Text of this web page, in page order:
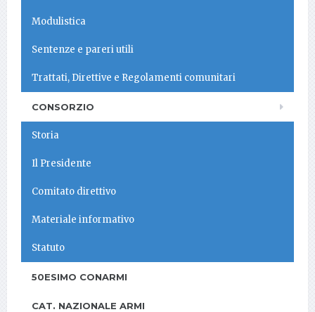
Modulistica
Sentenze e pareri utili
Trattati, Direttive e Regolamenti comunitari
CONSORZIO
Storia
Il Presidente
Comitato direttivo
Materiale informativo
Statuto
50ESIMO CONARMI
CAT. NAZIONALE ARMI